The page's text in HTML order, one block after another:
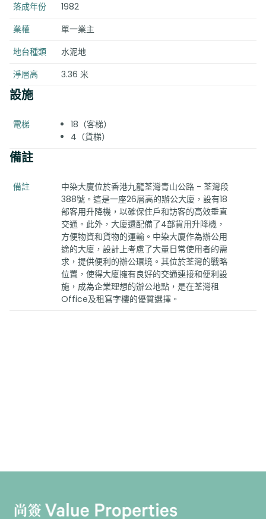
落成年份
1982
業權
單一業主
地台種類
水泥地
淨層高
3.36 米
設施
電梯
18（客梯）
4（貨梯）
備註
備註
中染大廈位於香港九龍荃灣青山公路 - 荃灣段
388號。這是一座26層高的辦公大廈，設有18
部客用升降機，以確保住戶和訪客的高效垂直
交通。此外，大廈還配備了4部貨用升降機，
方便物資和貨物的運輸。中染大廈作為辦公用
途的大廈，設計上考慮了大量日常使用者的需
求，提供便利的辦公環境。其位於荃灣的戰略
位置，使得大廈擁有良好的交通連接和便利設
施，成為企業理想的辦公地點，是在荃灣租
Office及租寫字樓的優質選擇。